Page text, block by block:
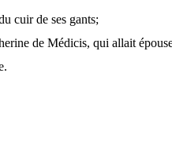
cuir de ses gants;
de Médicis, qui allait